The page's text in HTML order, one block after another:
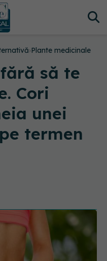
›Plante medicinale
să te
Cori
unei
termen